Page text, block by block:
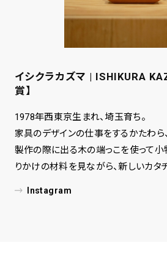
イシクラカズマ | ISHIKURA
賞】
1978年西東京生まれ、埼玉育ち。
家具のデザインの仕事をするかたわ
製作の際に出る木の端っこを使って小
りかけの材料を見ながら、新しいカタ
Instagram